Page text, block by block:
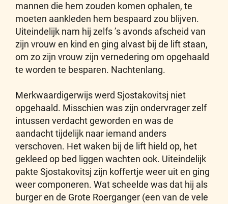
mannen die hem zouden komen ophalen, te
moeten aankleden hem bespaard zou blijven.
Uiteindelijk nam hij zelfs ’s avonds afscheid van
zijn vrouw en kind en ging alvast bij de lift staan,
om zo zijn vrouw zijn vernedering om opgehaald
te worden te besparen. Nachtenlang.
Merkwaardigerwijs werd Sjostakovitsj niet
opgehaald. Misschien was zijn ondervrager zelf
intussen verdacht geworden en was de
aandacht tijdelijk naar iemand anders
verschoven. Het waken bij de lift hield op, het
gekleed op bed liggen wachten ook. Uiteindelijk
pakte Sjostakovitsj zijn koffertje weer uit en ging
weer componeren. Wat scheelde was dat hij als
burger en de Grote Roerganger (een van de vele